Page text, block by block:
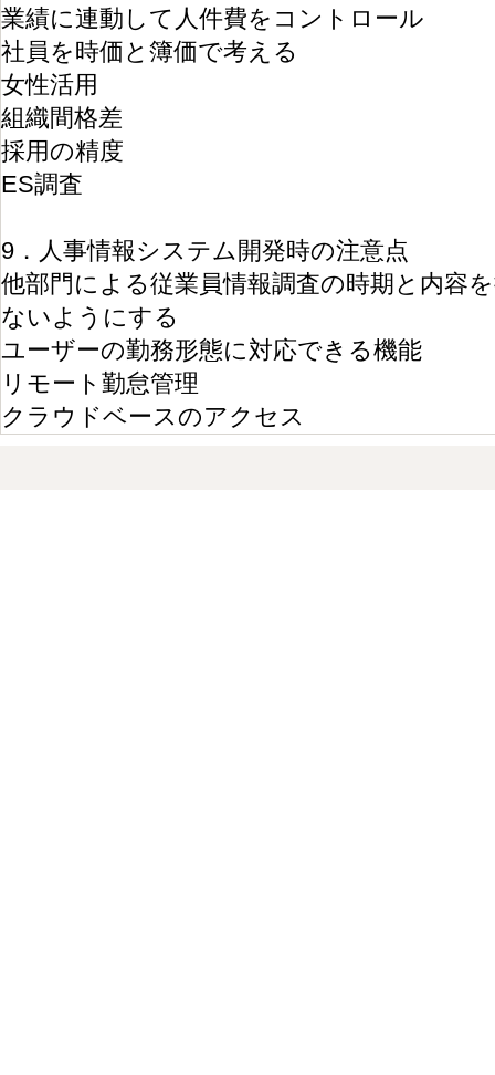
業績に連動して人件費をコントロール
社員を時価と簿価で考える
女性活用
組織間格差
採用の精度
ES調査
9．人事情報システム開発時の注意点
他部門による従業員情報調査の時期と内容
ないようにする
ユーザーの勤務形態に対応できる機能
リモート勤怠管理
クラウドベースのアクセス